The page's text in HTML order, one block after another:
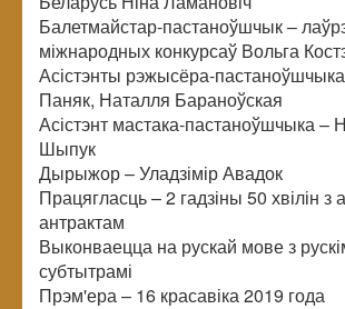
Балетмайстар-пастаноўшчык –
міжнародных конкурсаў Вольга
Асістэнты рэжысёра-
Паняк, Наталля Бараноўская
Асістэнт мастака-пастаноўшчыка –
Шыпук
Дырыжор – Уладзімір Авадок
Працягласць – 2 гадзіны 50 хвілін з
антрактам
Выконваецца на рускай мове з
субтытрамі
Прэм'ера – 16 красавіка 2019 года